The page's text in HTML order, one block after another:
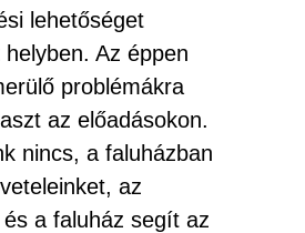
lehetőséget
Az éppen
problémákra
az előadásokon.
nincs, a faluházban
az
a faluház segít az